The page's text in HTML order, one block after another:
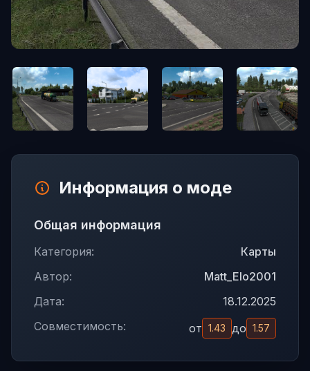
Информация о моде
Общая информация
Категория:
Карты
Автор:
Matt_Elo2001
Дата:
18.12.2025
Совместимость:
от 1.43 до 1.57